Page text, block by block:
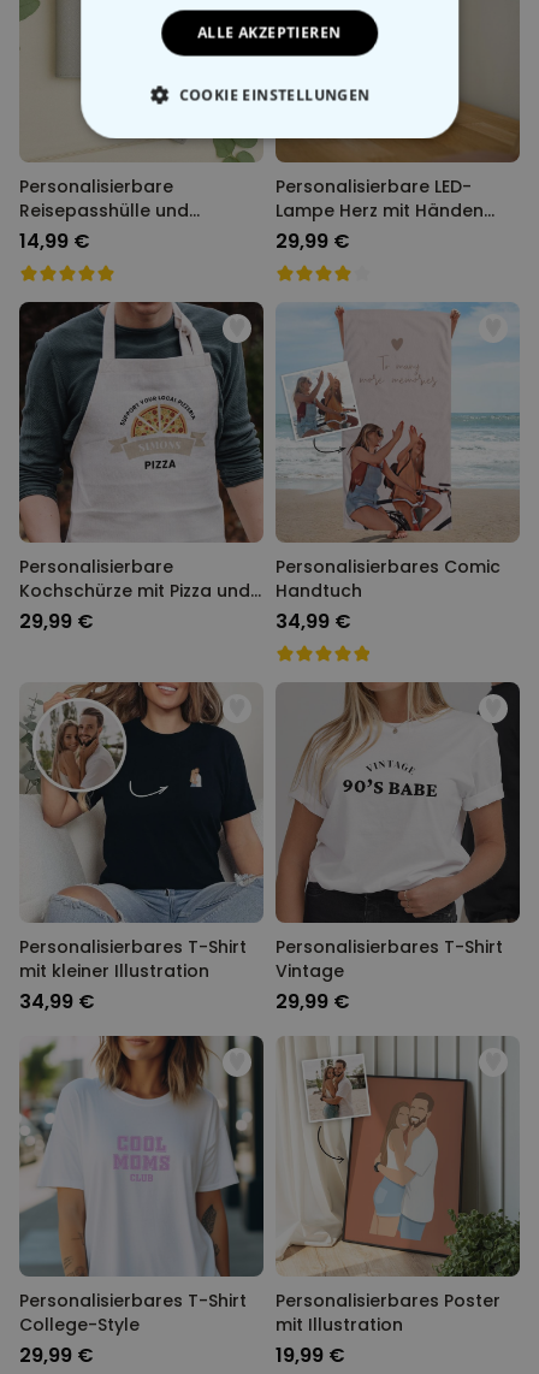
Personalisierbare
Reisepasshülle und
Koffertag mit Symbol und
Text
14,99 €
Personalisierbare LED-
Lampe Herz mit Händen
und Namen
29,99 €
Personalisierbare
Kochschürze mit Pizza und
Name
29,99 €
Personalisierbares Comic
Handtuch
34,99 €
Personalisierbares T-Shirt
mit kleiner Illustration
34,99 €
Personalisierbares T-Shirt
Vintage
29,99 €
Personalisierbares T-Shirt
College-Style
29,99 €
Personalisierbares Poster
mit Illustration
19,99 €
ALLE AKZEPTIEREN
COOKIE EINSTELLUNGEN
ESSENTIELL
PERFORMANCE
SONSTIGE